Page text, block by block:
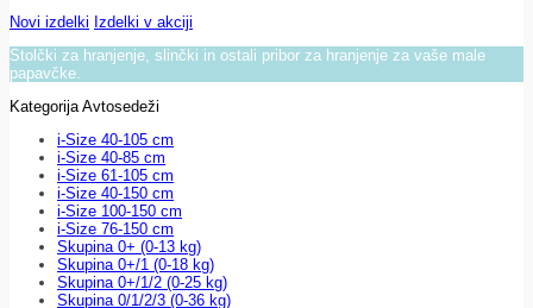
Novi izdelki Izdelki v akciji
Stolčki za hranjenje, slinčki in ostali pribor za hranjenje za vaše male
papavčke.
Kategorija Avtosedeži
i-Size 40-105 cm
i-Size 40-85 cm
i-Size 61-105 cm
i-Size 40-150 cm
i-Size 100-150 cm
i-Size 76-150 cm
Skupina 0+ (0-13 kg)
Skupina 0+/1 (0-18 kg)
Skupina 0+/1/2 (0-25 kg)
Skupina 0/1/2/3 (0-36 kg)